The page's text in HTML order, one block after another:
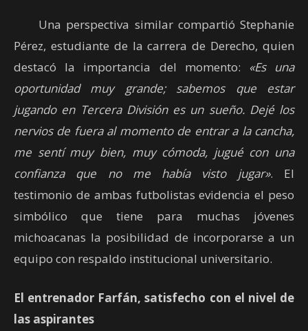
Una perspectiva similar compartió Stephanie
Pérez, estudiante de la carrera de Derecho, quien
destacó la importancia del momento: «Es una
oportunidad muy grande; sabemos que estar
jugando en Tercera División es un sueño. Dejé los
nervios de fuera al momento de entrar a la cancha,
me sentí muy bien, muy cómoda, jugué con una
confianza que no me había visto jugar». El
testimonio de ambas futbolistas evidencia el peso
simbólico que tiene para muchas jóvenes
michoacanas la posibilidad de incorporarse a un
equipo con respaldo institucional universitario.
El entrenador Farfán, satisfecho con el nivel de
las aspirantes